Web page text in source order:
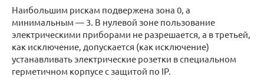
Наибольшим рискам подвержена зона 0, а
минимальным — 3. В нулевой зоне пользование
электрическими приборами не разрешается, а в третьей,
как исключение, допускается (как исключение)
устанавливать электрические розетки в специальном
герметичном корпусе с защитой по IP.